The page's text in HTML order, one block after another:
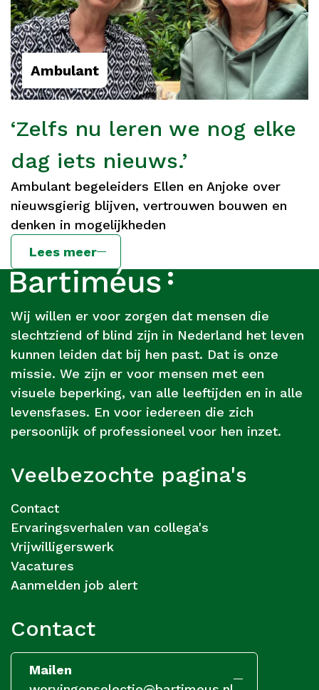
‘Zelfs nu leren we nog elke
dag iets nieuws.’
Ambulant
Ambulant begeleiders Ellen en Anjoke over
nieuwsgierig blijven, vertrouwen bouwen en
denken in mogelijkheden
Lees meer
Footer
Over
Bartiméus
Wij willen er voor zorgen dat mensen die
slechtziend of blind zijn in Nederland het leven
kunnen leiden dat bij hen past. Dat is onze
missie. We zijn er voor mensen met een
visuele beperking, van alle leeftijden en in alle
levensfases. En voor iedereen die zich
persoonlijk of professioneel voor hen inzet.
Veelbezochte pagina's
Contact
Ervaringsverhalen van collega's
Vrijwilligerswerk
Vacatures
Aanmelden job alert
Contact
Mailen